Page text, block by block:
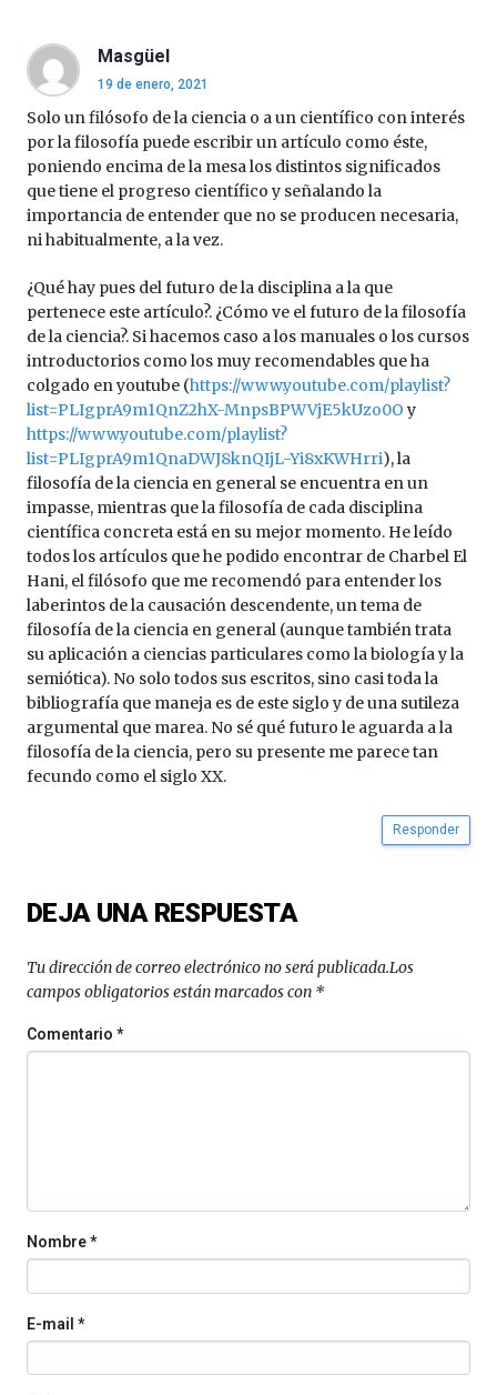
4
de
octubre.
iniciativa,
organizada
por
la
Cátedra…
Masgüel
19 de enero, 2021
Solo un filósofo de la ciencia o a un científico con interés
por la filosofía puede escribir un artículo como éste,
poniendo encima de la mesa los distintos significados
que tiene el progreso científico y señalando la
importancia de entender que no se producen necesaria,
ni habitualmente, a la vez.
¿Qué hay pues del futuro de la disciplina a la que
pertenece este artículo?. ¿Cómo ve el futuro de la filosofía
de la ciencia?. Si hacemos caso a los manuales o los cursos
introductorios como los muy recomendables que ha
colgado en youtube (https://www.youtube.com/playlist?
list=PLIgprA9m1QnZ2hX-MnpsBPWVjE5kUzo0Oy
https://www.youtube.com/playlist?
list=PLIgprA9m1QnaDWJ8knQIjL-Yi8xKWHrri), la
filosofía de la ciencia en general se encuentra en un
impasse, mientras que la filosofía de cada disciplina
científica concreta está en su mejor momento. He leído
todos los artículos que he podido encontrar de Charbel El
Hani, el filósofo que me recomendó para entender los
laberintos de la causación descendente, un tema de
filosofía de la ciencia en general (aunque también trata
su aplicación a ciencias particulares como la biología y la
semiótica). No solo todos sus escritos, sino casi toda la
bibliografía que maneja es de este siglo y de una sutileza
argumental que marea. No sé qué futuro le aguarda a la
filosofía de la ciencia, pero su presente me parece tan
fecundo como el siglo XX.
Responder
DEJA UNA RESPUESTA
Tu dirección de correo electrónico no será publicada.Los
campos obligatorios están marcados con *
Comentario*
Nombre*
E-mail *